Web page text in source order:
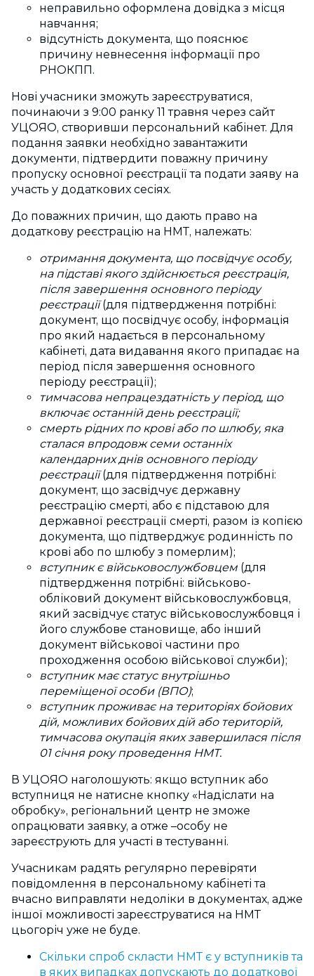
неправильно оформлена довідка з місця
навчання;
відсутність документа, що пояснює
причину невнесення інформації про
РНОКПП.
Нові учасники зможуть зареєструватися,
починаючи з 9:00 ранку 11 травня через сайт
УЦОЯО, створивши персональний кабінет. Для
подання заявки необхідно завантажити
документи, підтвердити поважну причину
пропуску основної реєстрації та подати заяву на
участь у додаткових сесіях.
До поважних причин, що дають право на
додаткову реєстрацію на НМТ, належать:
отримання документа, що посвідчує особу,
на підставі якого здійснюється реєстрація,
після завершення основного періоду
реєстрації(для підтвердження потрібні:
документ, що посвідчує особу, інформація
про який надається в персональному
кабінеті, дата видавання якого припадає на
період після завершення основного
періоду реєстрації);
тимчасова непрацездатність у період, що
включає останній день реєстрації;
смерть рідних по крові або по шлюбу, яка
сталася впродовж семи останніх
календарних днів основного періоду
реєстрації(для підтвердження потрібні:
документ, що засвідчує державну
реєстрацію смерті, або є підставою для
державної реєстрації смерті, разом із копією
документа, що підтверджує родинність по
крові або по шлюбу з померлим);
вступник є військовослужбовцем (для
підтвердження потрібні: військово-
обліковий документ військовослужбовця,
який засвідчує статус військовослужбовця і
його службове становище, або інший
документ військової частини про
проходження особою військової служби);
вступник має статус внутрішньо
переміщеної особи (ВПО);
вступник проживає на територіях бойових
дій, можливих бойових дій або територій,
тимчасова окупація яких завершилася після
01 січня року проведення НМТ.
В УЦОЯО наголошують: якщо вступник або
вступниця не натисне кнопку «Надіслати на
обробку», регіональний центр не зможе
опрацювати заявку, а отже –особу не
зареєструють для участі в тестуванні.
Учасникам радять регулярно перевіряти
повідомлення в персональному кабінеті та
вчасно виправляти недоліки в документах, адже
іншої можливості зареєструватися на НМТ
цьогоріч уже не буде.
Скільки спроб скласти НМТ є у вступників та
в яких випадках допускають до додаткової